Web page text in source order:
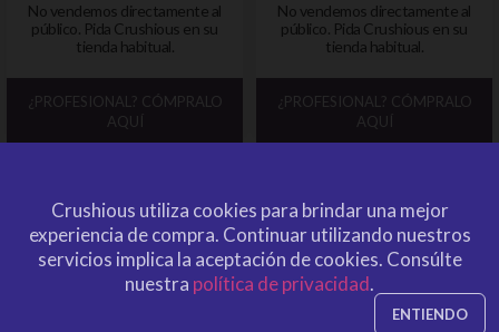
No vendemos directamente al
público. Pida Crushious en su
tienda habitual.
¿PROFESIONAL? CÓMPRALO
AQUÍ
No vendemos directamente al
público. Pida Crushious en su
tienda habitual.
¿PROFESIONAL? CÓMPRALO
AQUÍ
Crushious utiliza cookies para brindar una mejor
experiencia de compra. Continuar utilizando nuestros
servicios implica la aceptación de cookies. Consúlte
nuestra política de privacidad.
ENTIENDO